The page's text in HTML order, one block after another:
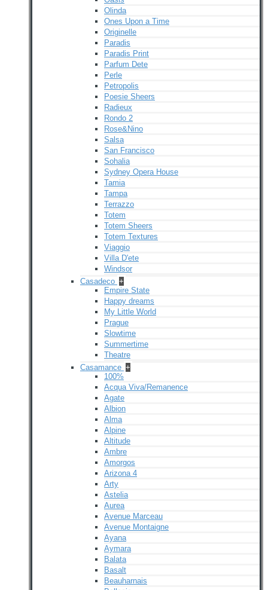
Olinda
Ones Upon a Time
Originelle
Paradis
Paradis Print
Parfum Dete
Perle
Petropolis
Poesie Sheers
Radieux
Rondo 2
Rose&Nino
Salsa
San Francisco
Sohalia
Sydney Opera House
Tamia
Tampa
Terrazzo
Totem
Totem Sheers
Totem Textures
Viaggio
Villa D'ete
Windsor
Casadeco +
Empire State
Happy dreams
My Little World
Prague
Slowtime
Summertime
Theatre
Casamance +
100%
Acqua Viva/Remanence
Agate
Albion
Alma
Alpine
Altitude
Ambre
Amorgos
Arizona 4
Arty
Astelia
Aurea
Avenue Marceau
Avenue Montaigne
Ayana
Aymara
Balata
Basalt
Beauharnais